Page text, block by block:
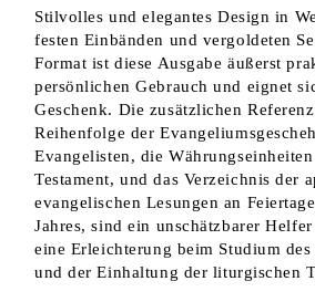
Stilvolles und elegantes Design in
festen Einbänden und vergoldeten
Format ist diese Ausgabe äußerst
persönlichen Gebrauch und eignet
Geschenk. Die zusätzlichen
Reihenfolge der
Evangelisten, die
Testament, und das Verzeichnis der
evangelischen Lesungen an
Jahres, sind ein unschätzbarer
eine Erleichterung beim Studium
und der Einhaltung der liturgischen